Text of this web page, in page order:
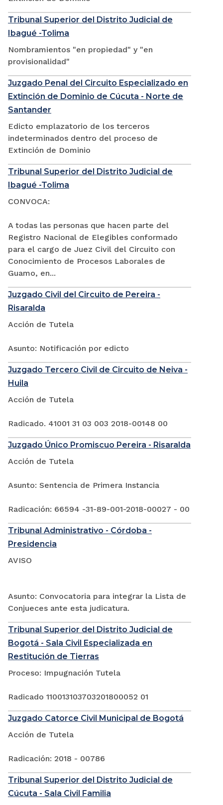
Tribunal Superior del Distrito Judicial de
Ibagué -Tolima
Nombramientos "en propiedad" y "en
provisionalidad"
Juzgado Penal del Circuito Especializado en
Extinción de Dominio de Cúcuta - Norte de
Santander
Edicto emplazatorio de los terceros
indeterminados dentro del proceso de
Extinción de Dominio
Tribunal Superior del Distrito Judicial de
Ibagué -Tolima
CONVOCA:
A todas las personas que hacen parte del
Registro Nacional de Elegibles conformado
para el cargo de Juez Civil del Circuito con
Conocimiento de Procesos Laborales de
Guamo, en...
Juzgado Civil del Circuito de Pereira -
Risaralda
Acción de Tutela
Asunto: Notificación por edicto
Juzgado Tercero Civil de Circuito de Neiva -
Huila
Acción de Tutela
Radicado. 41001 31 03 003 2018-00148 00
Juzgado Único Promiscuo Pereira - Risaralda
Acción de Tutela
Asunto: Sentencia de Primera Instancia
Radicación: 66594 -31-89-001-2018-00027 - 00
Tribunal Administrativo - Córdoba -
Presidencia
AVISO
Asunto: Convocatoria para integrar la Lista de
Conjueces ante esta judicatura.
Tribunal Superior del Distrito Judicial de
Bogotá - Sala Civil Especializada en
Restitución de Tierras
Proceso: Impugnación Tutela
Radicado 110013103703201800052 01
Juzgado Catorce Civil Municipal de Bogotá
Acción de Tutela
Radicación: 2018 - 00786
Tribunal Superior del Distrito Judicial de
Cúcuta - Sala Civil Familia